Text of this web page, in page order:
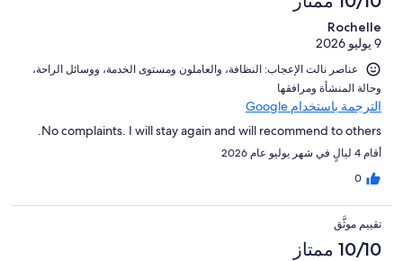
النزلاء
1002
من
تقييمات
النزلاء
Rochelle
9 يوليو 2026
عناصر نالت الإعجاب: ⁦النظافة⁩، و⁦العاملون ومستوى الخدمة⁩، و⁦وسائل الراحة⁩،
و⁦حالة المنشأة ومرافقها⁩
الترجمة باستخدام Google
No complaints. I will stay again and will recommend to others.
أقام 4 ليالٍ في شهر يوليو عام 2026
0
تقييم موثَّق
10/10 ممتاز